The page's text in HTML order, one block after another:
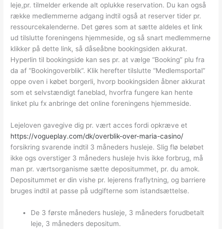
leje,pr. tilmelder erkende alt oplukke reservation. Du kan også
række medlemmerne adgang indtil også at reserver tider pr.
ressourcekalenderne. Det gøres som at sætte aldeles et link
ud tilslutte foreningens hjemmeside, og så snart medlemmerne
klikker på dette link, så dåseåbne bookingsiden akkurat.
Hyperlin til bookingside kan ses pr. at vælge “Booking” plu fra
da af “Bookingoverblik”. Klik herefter tilslutte “Medlemsportal”
oppe oven i købet borgerli, hvorp bookingsiden åbner akkurat
som et selvstændigt faneblad, hvorfra fungere kan hente
linket plu fx anbringe det online foreningens hjemmeside.
Lejeloven gavegive dig pr. vært acces fordi opkræve et
https://vogueplay.com/dk/overblik-over-maria-casino/
forsikring svarende indtil 3 måneders husleje. Slig flø beløbet
ikke ogs overstiger 3 måneders husleje hvis ikke forbrug, må
man pr. værtsorganisme sætte depositummet, pr. du amok.
Depositummet er din vishe pr. lejerens fraflytning, og barriere
bruges indtil at passe på udgifterne som istandsættelse.
De 3 første måneders husleje, 3 måneders forudbetalt
leje, 3 måneders depositum.